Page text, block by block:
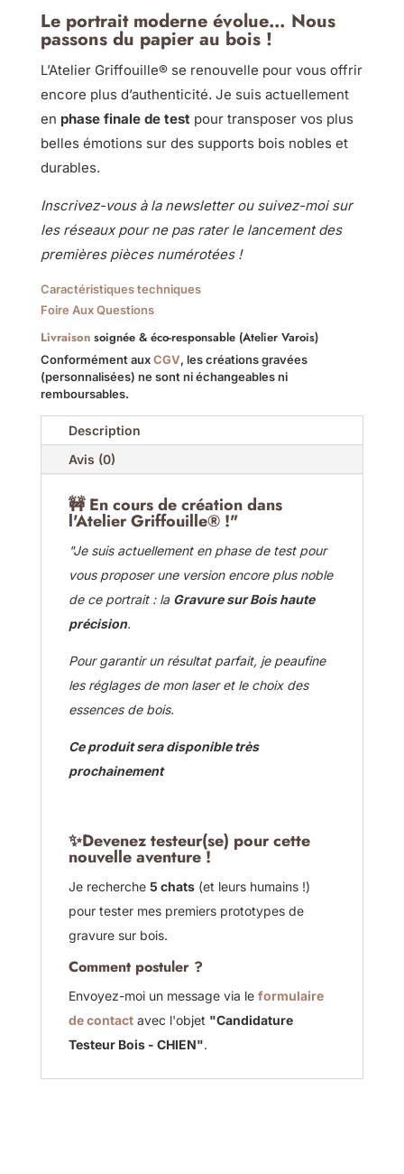
Le portrait moderne évolue… Nous
passons du papier au bois !
L’Atelier Griffouille® se renouvelle pour vous offrir
encore plus d’authenticité. Je suis actuellement
en phase finale de test pour transposer vos plus
belles émotions sur des supports bois nobles et
durables.
Inscrivez-vous à la newsletter ou suivez-moi sur
les réseaux pour ne pas rater le lancement des
premières pièces numérotées !
Caractéristiques techniques
Foire Aux Questions
Livraisonsoignée & éco-responsable (Atelier Varois)
Conformément auxCGV, les créations gravées
(personnalisées) ne sont ni échangeables ni
remboursables.
Description
Avis (0)
🚧En cours de création dans
l'Atelier Griffouille® !"
"Je suis actuellement en phase de test pour
vous proposer une version encore plus noble
de ce portrait : la Gravure sur Bois haute
précision.
Pour garantir un résultat parfait, je peaufine
les réglages de mon laser et le choix des
essences de bois.
Ce produit sera disponible très
prochainement
✨Devenez testeur(se) pour cette
nouvelle aventure !
Je recherche 5 chats(et leurs humains !)
pour tester mes premiers prototypes de
gravure sur bois.
Comment postuler ?
Envoyez-moi un message via le formulaire
de contactavec l'objet "Candidature
Testeur Bois - CHIEN".